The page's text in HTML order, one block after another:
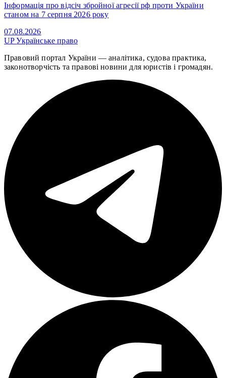
Інформація про відсіч збройної агресії рф проти України
станом на 7 серпня 2026 року
07.08.2026
UPУкраїнське право
Правовий портал України — аналітика, судова практика,
законотворчість та правові новини для юристів і громадян.